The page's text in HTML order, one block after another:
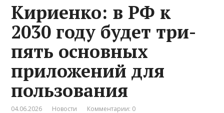
Кириенко: в РФ к
2030 году будет три-
пять основных
приложений для
пользования
04.06.2026 Новости Комментарии: 0